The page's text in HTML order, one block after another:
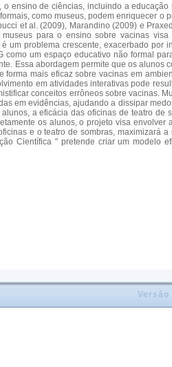
de ciências, incluindo a
como museus, podem enriquecer
et al. (2009), Marandino (2009) e
para o ensino sobre vacinas
problema crescente, exacerbado
um espaço educativo não formal
Essa abordagem permite que os
mais eficaz sobre vacinas em
em atividades interativas pode
conceitos errôneos sobre vacinas.
em evidências, ajudando a dissipar
a eficácia das oficinas de teatro
os alunos, o projeto visa
e o teatro de sombras, maximizará
Científica " pretende criar um modelo
Versão